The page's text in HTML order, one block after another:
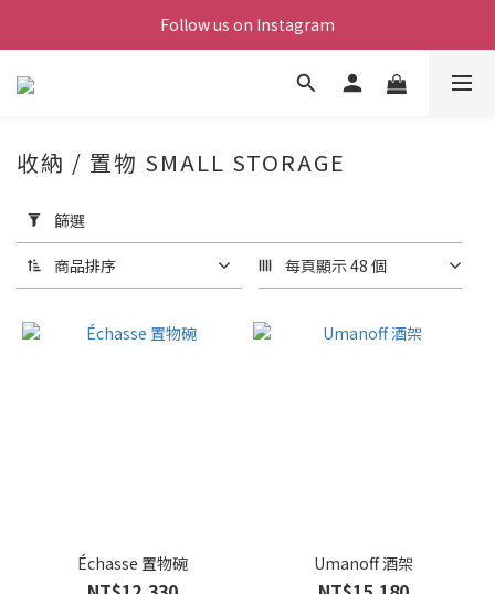
Follow us on Instagram
用
篩
選
(0/20)
價格
收納 / 置物 SMALL STORAGE
篩選
商品排序 每頁顯示 48 個
Échasse 置物碗 Umanoff 酒架